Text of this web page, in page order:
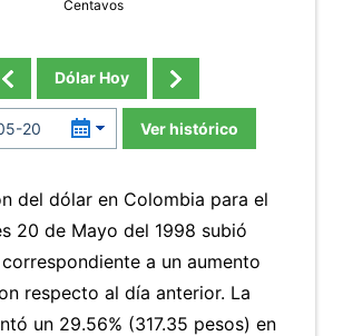
Centavos
Dólar Hoy
Ver histórico
del dólar en Colombia para el
20 de Mayo del 1998 subió
a un aumento
respecto al día anterior. La
un 29.56% (317.35 pesos) en